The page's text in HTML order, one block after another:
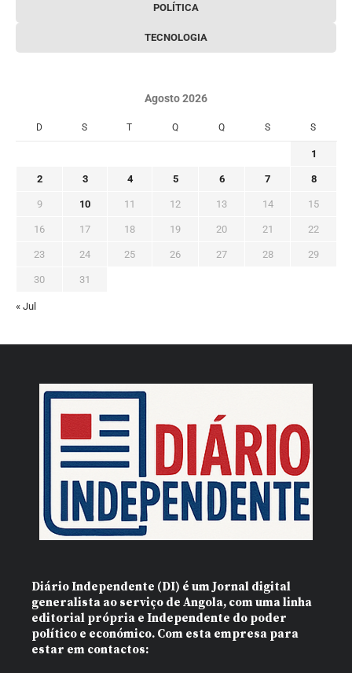
POLÍTICA
TECNOLOGIA
Agosto 2026
D S T Q Q S S
1
2 3 4 5 6 7 8
9 10 11 12 13 14 15
16 17 18 19 20 21 22
23 24 25 26 27 28 29
30 31
« Jul
Diário Independente (DI) é um Jornal digital
generalista ao serviço de Angola, com uma linha
editorial própria e Independente do poder
político e económico. Com esta empresa para
estar em contactos: